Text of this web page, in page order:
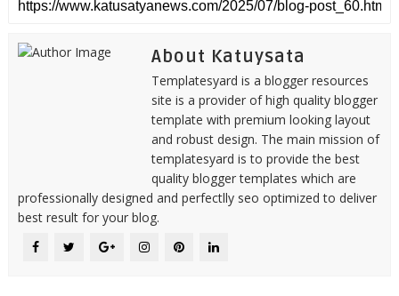
About Katuysata
Templatesyard is a blogger resources
site is a provider of high quality blogger
template with premium looking layout
and robust design. The main mission of
templatesyard is to provide the best
quality blogger templates which are
professionally designed and perfectlly seo optimized to deliver
best result for your blog.